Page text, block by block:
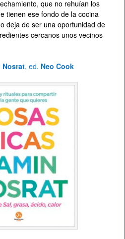
que no rehuían los
tienen ese fondo de la cocina
deja de ser una oportunidad de
cercanos unos vecinos
Nosrat, ed. Neo Cook